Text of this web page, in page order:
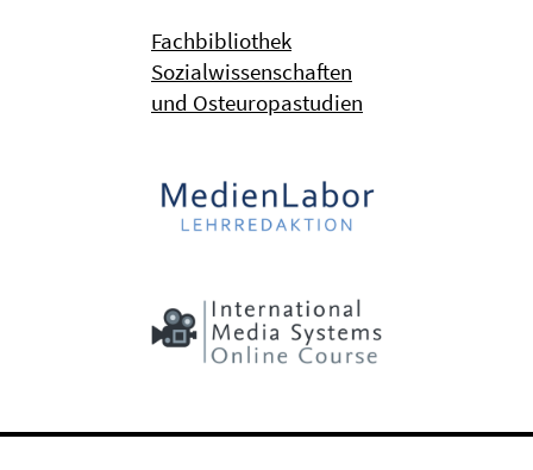
Fachbibliothek
Sozialwissenschaften
und Osteuropastudien